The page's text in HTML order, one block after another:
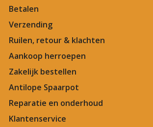
Betalen
Verzending
Ruilen, retour & klachten
Aankoop herroepen
Zakelijk bestellen
Antilope Spaarpot
Reparatie en onderhoud
Klantenservice